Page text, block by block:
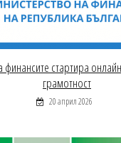
финансите стартира
грамотност
20 април 2026